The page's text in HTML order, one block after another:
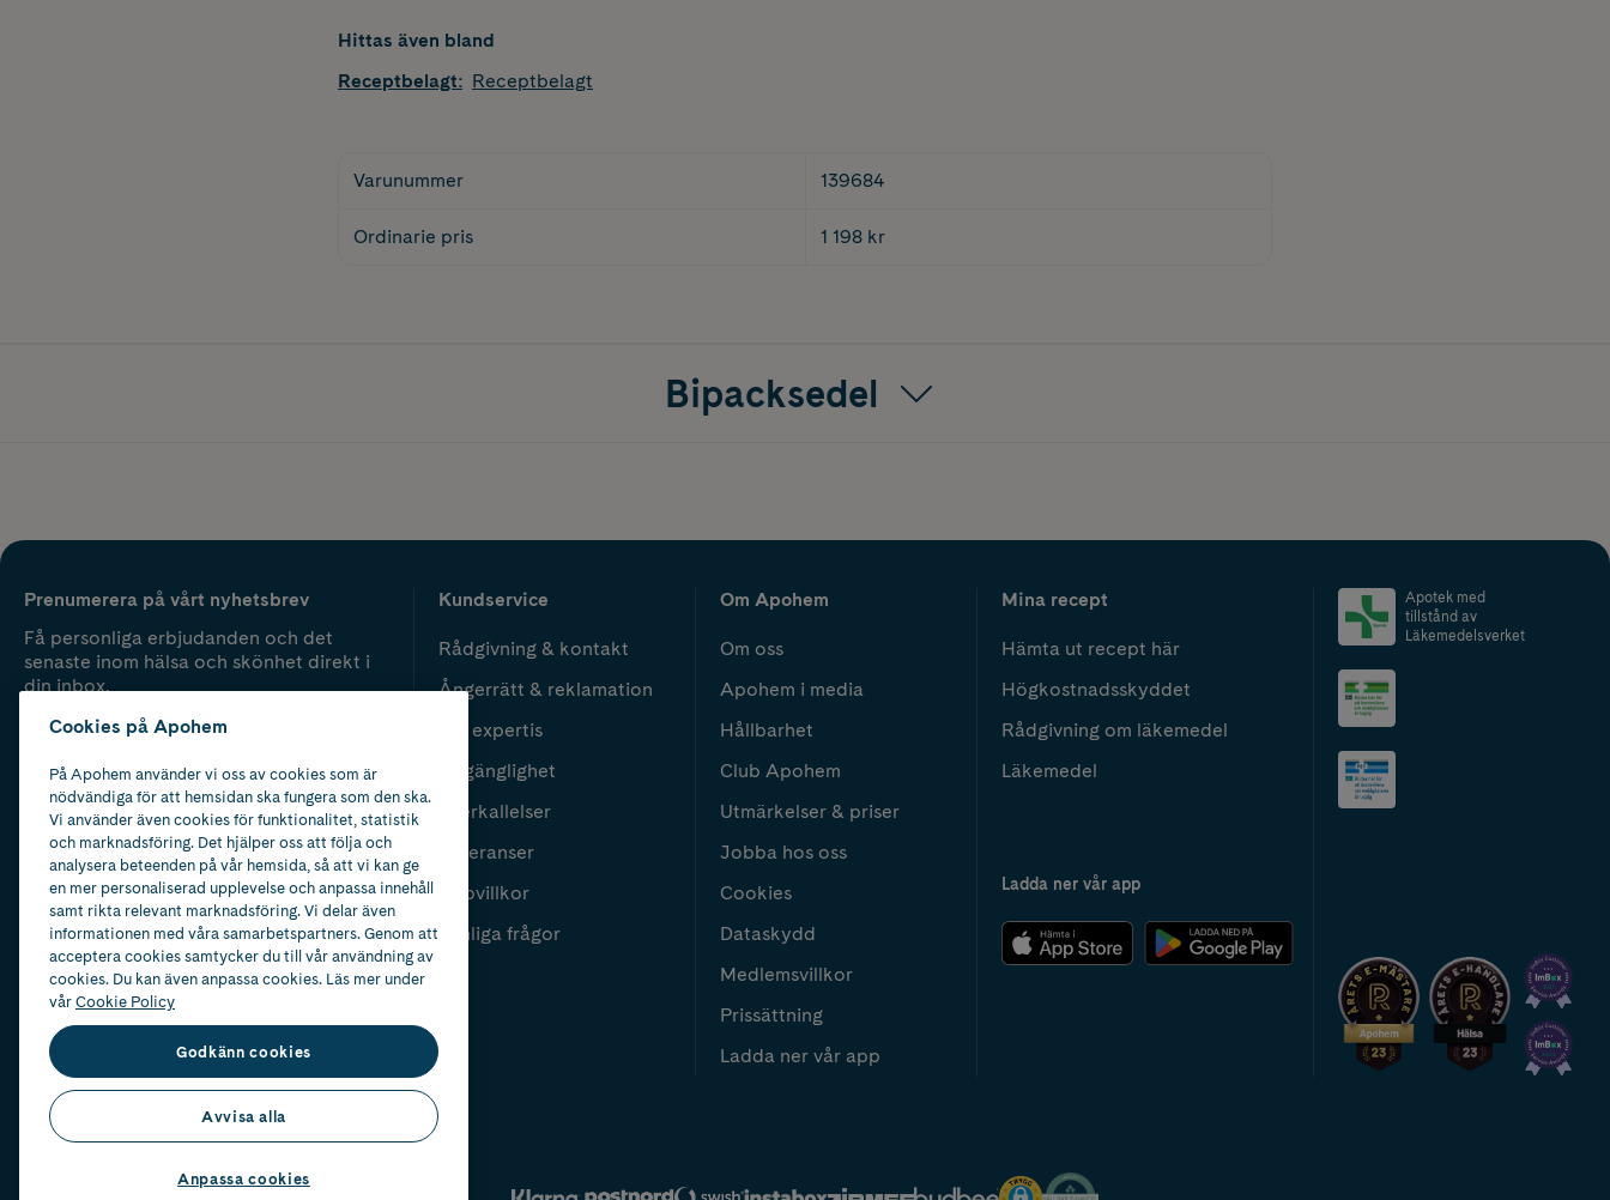
Hittas även bland
Receptbelagt: Receptbelagt
Varunummer 139684
Ordinarie pris 1 198 kr
Bipacksedel
Prenumerera på vårt nyhetsbrev
Få personliga erbjudanden och det
senaste inom hälsa och skönhet direkt i
din inbox.
Kundservice
Rådgivning & kontakt
Ångerrätt & reklamation
Vår expertis
Tillgänglighet
Återkallelser
Leveranser
Köpvillkor
Vanliga frågor
Om Apohem
Om oss
Apohem i media
Hållbarhet
Club Apohem
Utmärkelser & priser
Jobba hos oss
Cookies
Dataskydd
Medlemsvillkor
Prissättning
Ladda ner vår app
Mina recept
Hämta ut recept här
Högkostnadsskyddet
Rådgivning om läkemedel
Läkemedel
Ladda ner vår app
Apotek med
tillstånd av
Läkemedelsverket
2024
Cookies på Apohem
På Apohem använder vi oss av cookies som är
nödvändiga för att hemsidan ska fungera som den ska.
Vi använder även cookies för funktionalitet, statistik
och marknadsföring. Det hjälper oss att följa och
analysera beteenden på vår hemsida, så att vi kan ge
en mer personaliserad upplevelse och anpassa innehåll
samt rikta relevant marknadsföring. Vi delar även
informationen med våra samarbetspartners. Genom att
acceptera cookies samtycker du till vår användning av
cookies. Du kan även anpassa cookies. Läs mer under
vårCookie Policy
Godkänn cookies
Avvisa alla
Anpassa cookies